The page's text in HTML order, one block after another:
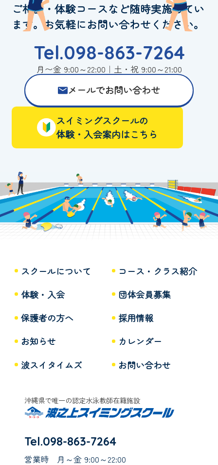
ご相談・体験コースなど随時実施してい
ます。お気軽にお問い合わせください。
Tel.098-863-7264
月〜金 9:00～22:00｜土・祝 9:00～21:00
メールでお問い合わせ
スイミングスクールの
体験・入会案内はこちら
スクールについて
コース・クラス紹介
体験・入会
団体会員募集
保護者の方へ
採用情報
お知らせ
カレンダー
波スイタイムズ
お問い合わせ
沖縄県で唯一の認定水泳教師在籍施設
Tel.098-863-7264
営業時 月～金 9:00～22:00